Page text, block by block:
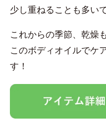
少し重ねることも多い
これからの季節、乾燥
このボディオイルでケ
す！